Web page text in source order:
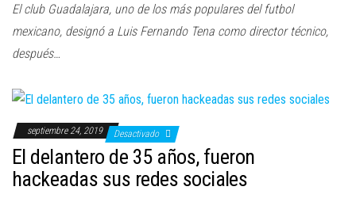
El club Guadalajara, uno de los más populares del futbol
mexicano, designó a Luis Fernando Tena como director técnico,
después…
septiembre 24, 2019 Desactivado
El delantero de 35 años, fueron
hackeadas sus redes sociales